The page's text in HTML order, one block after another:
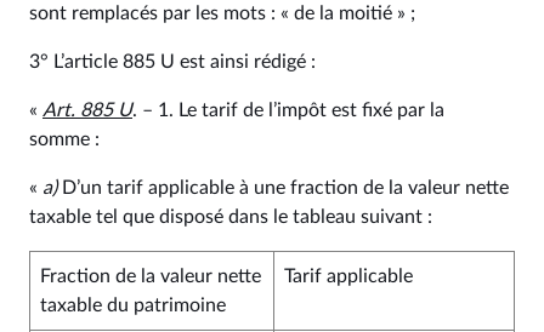
sont remplacés par les mots : « de la moitié » ;
3° L’article 885 U est ainsi rédigé :
« Art. 885 U. – 1. Le tarif de l’impôt est fixé par la
somme :
« a)Dʼun tarif applicable à une fraction de la valeur nette
taxable tel que disposé dans le tableau suivant :
Fraction de la valeur nette
taxable du patrimoine
Tarif applicable